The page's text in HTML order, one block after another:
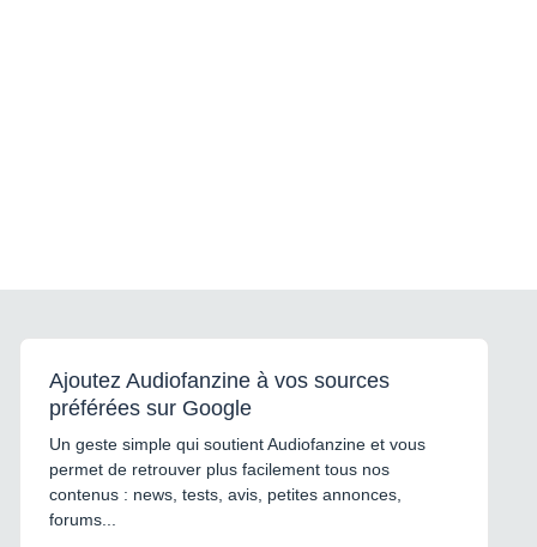
Ajoutez Audiofanzine à vos sources
préférées sur Google
Un geste simple qui soutient Audiofanzine et vous
permet de retrouver plus facilement tous nos
contenus : news, tests, avis, petites annonces,
forums...